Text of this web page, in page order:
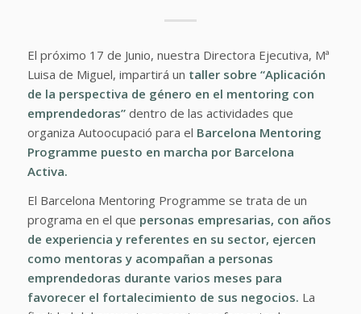
El próximo 17 de Junio, nuestra Directora Ejecutiva, Mª
Luisa de Miguel, impartirá un taller sobre “Aplicación
de la perspectiva de género en el mentoring con
emprendedoras”dentro de las actividades que
organiza Autoocupació para el Barcelona Mentoring
Programme puesto en marcha por Barcelona
Activa.
El Barcelona Mentoring Programme se trata de un
programa en el que personas empresarias, con años
de experiencia y referentes en su sector, ejercen
como mentoras y acompañan a personas
emprendedoras durante varios meses para
favorecer el fortalecimiento de sus negocios. La